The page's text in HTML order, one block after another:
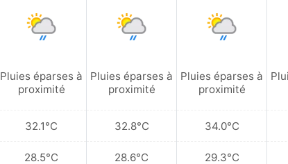
Pluies éparses à
proximité
32.1°C
28.5°C
Pluies éparses à
proximité
32.8°C
28.6°C
Pluies éparses à
proximité
34.0°C
29.3°C